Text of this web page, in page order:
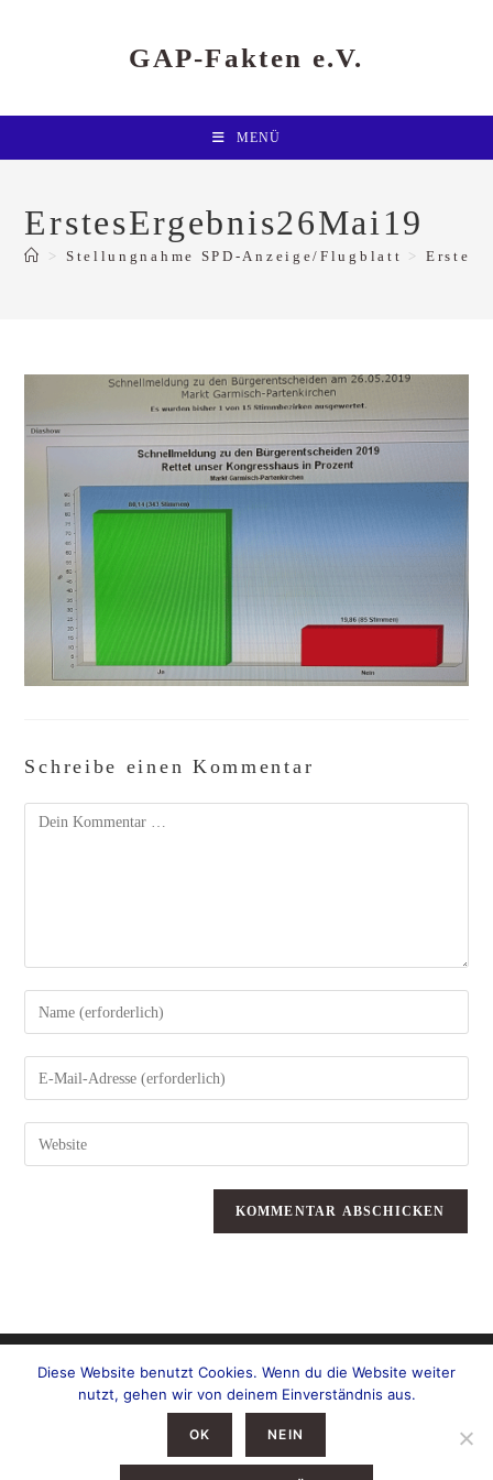
GAP-Fakten e.V.
MENÜ
ErstesErgebnis26Mai19
> Stellungnahme SPD-Anzeige/Flugblatt >
Schreibe einen Kommentar
Kommentar
Gib
deinen
Namen
oder
zum
Kommentieren
ein
Gib
deine
E-
Mail-
zum
Kommentieren
ein
Gib
deine
Website-
URL
Diese Website benutzt Cookies. Wenn du die Website weiter
nutzt, gehen wir von deinem Einverständnis aus.
OK NEIN